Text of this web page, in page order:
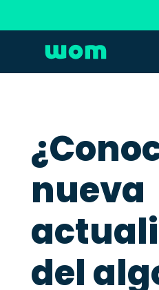
nueva
del